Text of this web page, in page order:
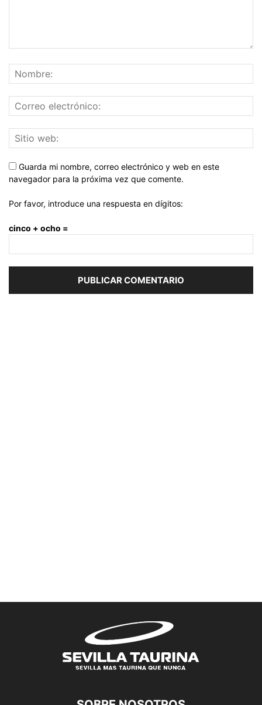
Guarda mi nombre, correo electrónico y web en este
navegador para la próxima vez que comente.
Por favor, introduce una respuesta en dígitos:
cinco + ocho =